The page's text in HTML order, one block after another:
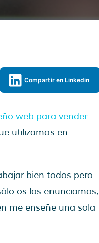
Compartir en Linkedin
web para vender
utilizamos en
bien todos pero
os los enunciamos,
me enseñe una sola